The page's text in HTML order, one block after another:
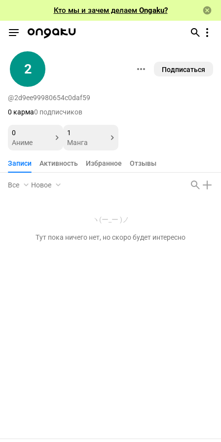
Кто мы и зачем делаем Ongaku?
2 Подписаться
@2d9ee99980654c0daf59
0 карма0 подписчиков
0
Аниме
1
Манга
Записи Активность Избранное Отзывы
Все Новое
ヽ(ー_ー )ノ
Тут пока ничего нет, но скоро будет интересно